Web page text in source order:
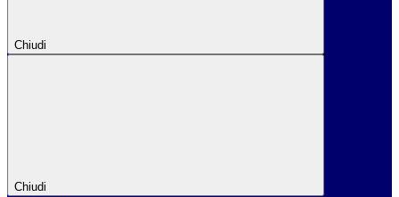
Chiudi
Chiudi